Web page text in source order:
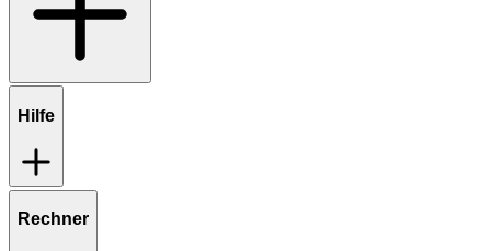
Hilfe
Rechner